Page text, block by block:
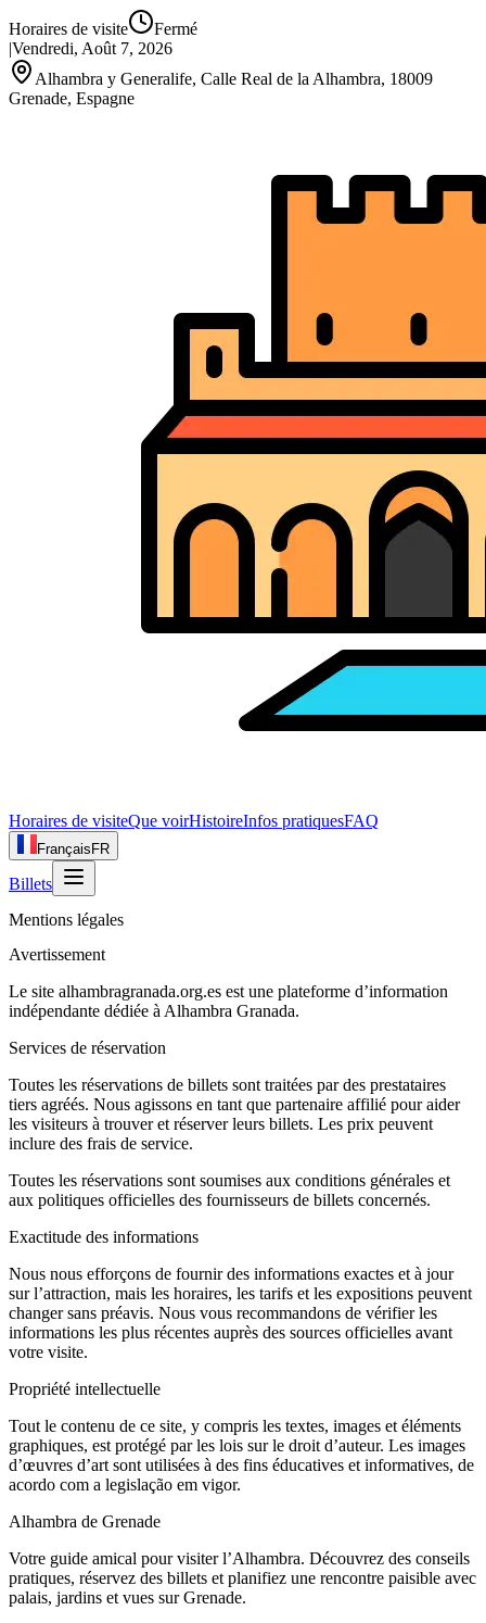
Horaires de visite
Fermé
|Vendredi, Août 7, 2026
Alhambra y Generalife, Calle Real de la Alhambra, 18009
Grenade, Espagne
Horaires de visiteQue voirHistoireInfos pratiquesFAQ
Français FR
Billets
Mentions légales
Avertissement
Le site alhambragranada.org.es est une plateforme d’information
indépendante dédiée à Alhambra Granada.
Services de réservation
Toutes les réservations de billets sont traitées par des prestataires
tiers agréés. Nous agissons en tant que partenaire affilié pour aider
les visiteurs à trouver et réserver leurs billets. Les prix peuvent
inclure des frais de service.
Toutes les réservations sont soumises aux conditions générales et
aux politiques officielles des fournisseurs de billets concernés.
Exactitude des informations
Nous nous efforçons de fournir des informations exactes et à jour
sur l’attraction, mais les horaires, les tarifs et les expositions peuvent
changer sans préavis. Nous vous recommandons de vérifier les
informations les plus récentes auprès des sources officielles avant
votre visite.
Propriété intellectuelle
Tout le contenu de ce site, y compris les textes, images et éléments
graphiques, est protégé par les lois sur le droit d’auteur. Les images
d’œuvres d’art sont utilisées à des fins éducatives et informatives, de
acordo com a legislação em vigor.
Alhambra de Grenade
Votre guide amical pour visiter l’Alhambra. Découvrez des conseils
pratiques, réservez des billets et planifiez une rencontre paisible avec
palais, jardins et vues sur Grenade.